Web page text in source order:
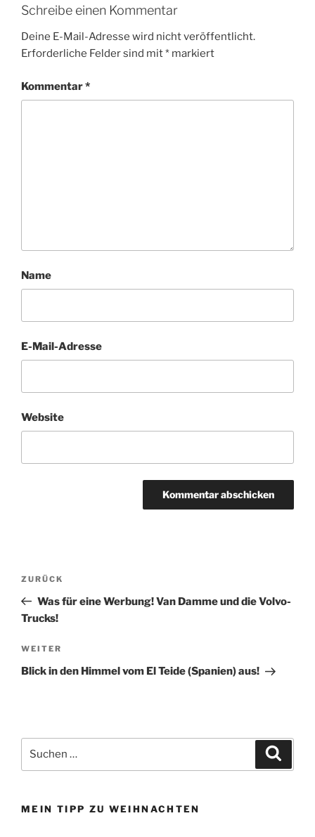
Schreibe einen Kommentar
Deine E-Mail-Adresse wird nicht veröffentlicht.
Erforderliche Felder sind mit* markiert
Kommentar*
Name
E-Mail-Adresse
Website
Beitragsnavigation
Vorheriger
Beitrag
ZURÜCK
Was für eine Werbung! Van Damme und die Volvo-
Trucks!
Nächster
Beitrag
WEITER
Blick in den Himmel vom El Teide (Spanien) aus!
nach:
MEIN TIPP ZU WEIHNACHTEN